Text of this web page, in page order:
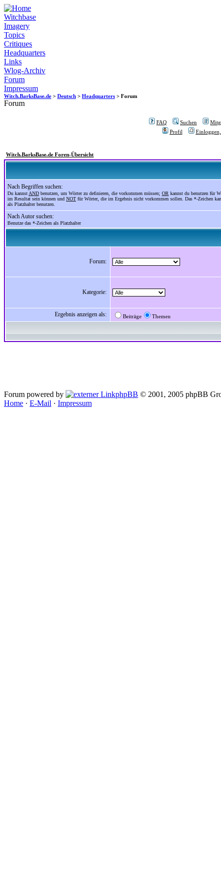
Witchbase
Imagery
Topics
Critiques
Headquarters
Links
Wlog-Archiv
Forum
Impressum
Witch.BarksBase.de > Deutsch > Headquarters > Forum
Forum
FAQ Suchen
Profil
Witch.BarksBase.de Foren-Übersicht
Nach Begriffen suchen:
Du kannst AND benutzen, um Wörter zu definieren, die vorkommen müssen; OR kannst du benutzen für
im Resultat sein können und NOT für Wörter, die im Ergebnis nicht vorkommen sollen. Das *-Zeichen
als Platzhalter benutzen.
Nach Autor suchen:
Benutze das *-Zeichen als Platzhalter
Forum:
Kategorie:
Ergebnis anzeigen als: Beiträge Themen
Forum powered by phpBB © 2001, 2005 phpBB
Home · E-Mail · Impressum